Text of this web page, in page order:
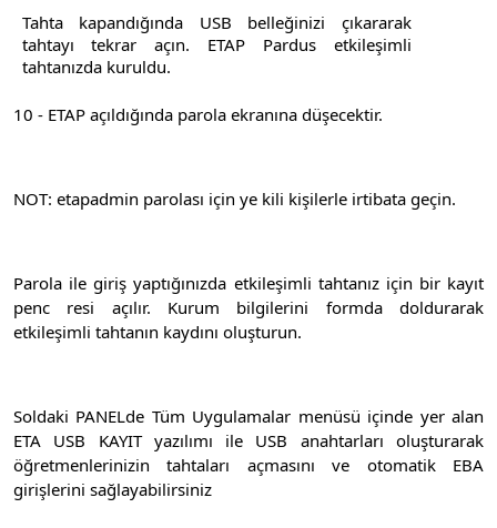
Tahta kapandığında USB belleğinizi çıkararak
tahtayı tekrar açın. ETAP Pardus etkileşimli
tahtanızda kuruldu.
10 - ETAP açıldığında parola ekranına düşecektir.
NOT: etapadmin parolası için ye kili kişilerle irtibata geçin.
Parola ile giriş yaptığınızda etkileşimli tahtanız için bir kayıt
penc resi açılır. Kurum bilgilerini formda doldurarak
etkileşimli tahtanın kaydını oluşturun.
Soldaki PANELde Tüm Uygulamalar menüsü içinde yer alan
ETA USB KAYIT yazılımı ile USB anahtarları oluşturarak
öğretmenlerinizin tahtaları açmasını ve otomatik EBA
girişlerini sağlayabilirsiniz